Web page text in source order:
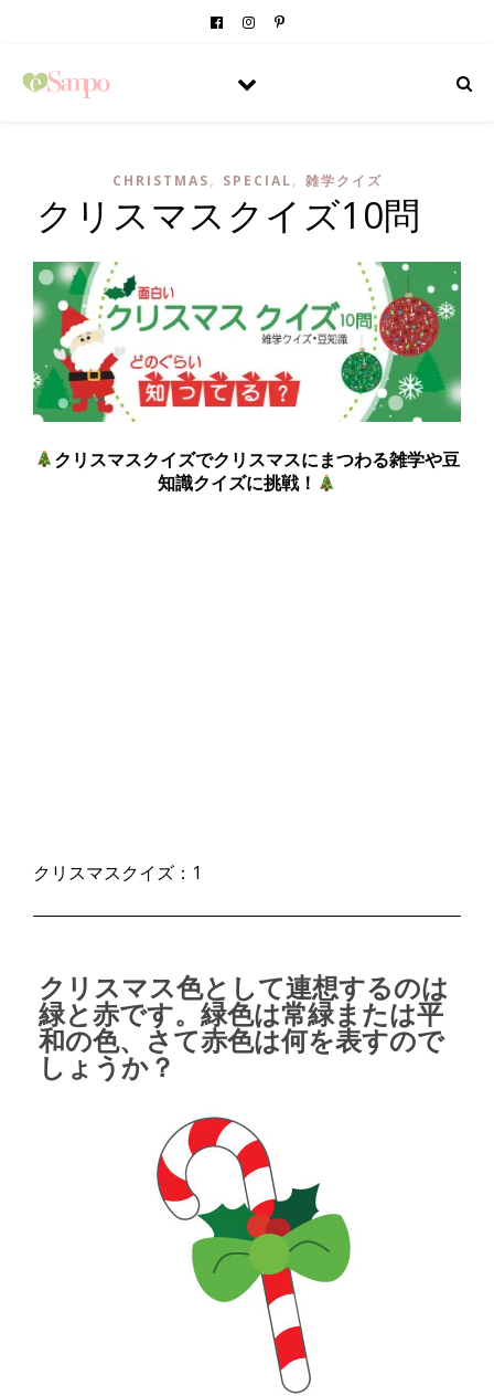
CHRISTMAS, SPECIAL, 雑学クイズ
クリスマスクイズ10問
クリスマスクイズでクリスマスにまつわる雑学や豆
知識クイズに挑戦！
クリスマスクイズ：1
クリスマス色として連想するのは
緑と赤です。緑色は常緑または平
和の色、さて赤色は何を表すので
しょうか？